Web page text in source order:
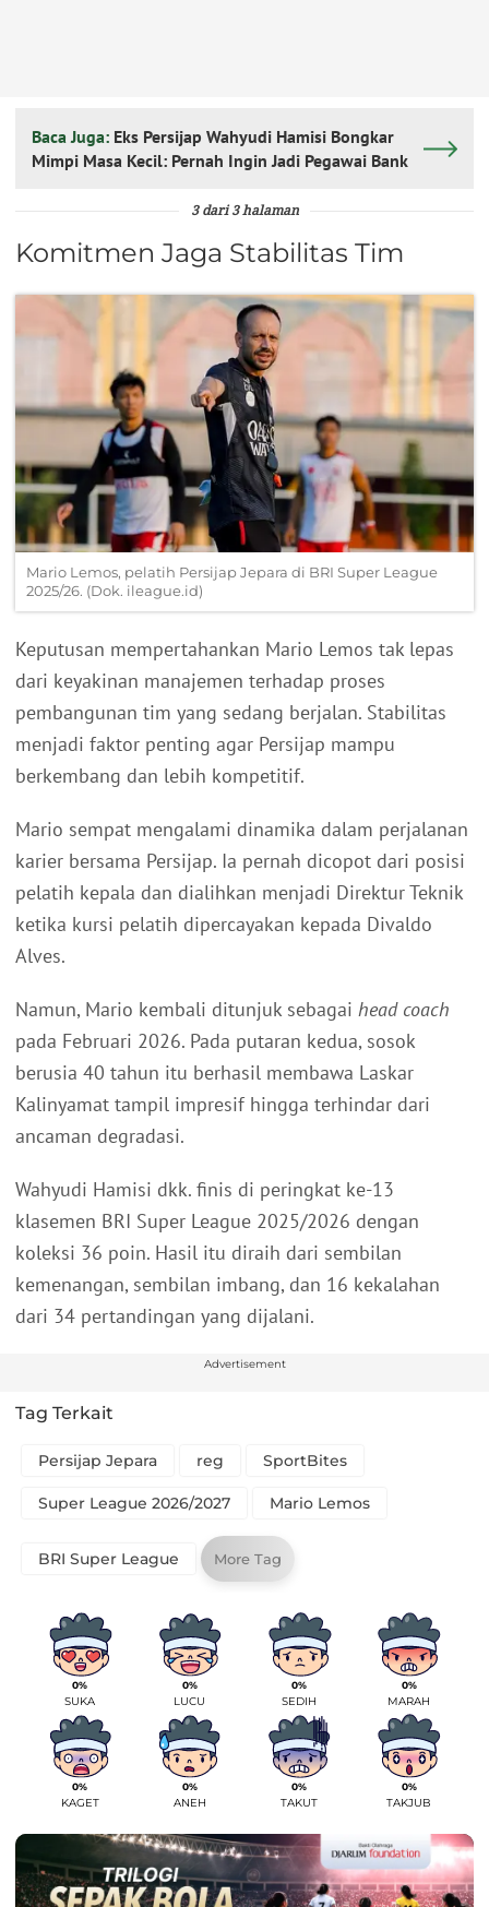
Baca Juga: Eks Persijap Wahyudi Hamisi Bongkar
Mimpi Masa Kecil: Pernah Ingin Jadi Pegawai Bank
3 dari 3 halaman
Komitmen Jaga Stabilitas Tim
Mario Lemos, pelatih Persijap Jepara di BRI Super League
2025/26. (Dok. ileague.id)
Keputusan mempertahankan Mario Lemos tak lepas
dari keyakinan manajemen terhadap proses
pembangunan tim yang sedang berjalan. Stabilitas
menjadi faktor penting agar Persijap mampu
berkembang dan lebih kompetitif.
Mario sempat mengalami dinamika dalam perjalanan
karier bersama Persijap. Ia pernah dicopot dari posisi
pelatih kepala dan dialihkan menjadi Direktur Teknik
ketika kursi pelatih dipercayakan kepada Divaldo
Alves.
Namun, Mario kembali ditunjuk sebagai head coach
pada Februari 2026. Pada putaran kedua, sosok
berusia 40 tahun itu berhasil membawa Laskar
Kalinyamat tampil impresif hingga terhindar dari
ancaman degradasi.
Wahyudi Hamisi dkk. finis di peringkat ke-13
klasemen BRI Super League 2025/2026 dengan
koleksi 36 poin. Hasil itu diraih dari sembilan
kemenangan, sembilan imbang, dan 16 kekalahan
dari 34 pertandingan yang dijalani.
Advertisement
Tag Terkait
Persijap Jepara reg SportBites
Super League 2026/2027 Mario Lemos
BRI Super League More Tag
0%
SUKA
0%
LUCU
0%
SEDIH
0%
MARAH
0%
KAGET
0%
ANEH
0%
TAKUT
0%
TAKJUB